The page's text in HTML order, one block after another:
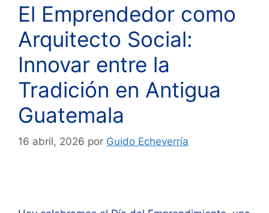
El Emprendedor como
Arquitecto Social:
Innovar entre la
Tradición en Antigua
Guatemala
16 abril, 2026 por Guido Echeverría